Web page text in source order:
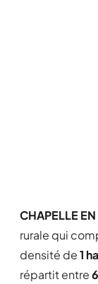
CHAPELLE
rurale qui
densité de1
répartit entre